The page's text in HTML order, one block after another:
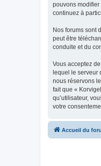
pouvons modifier
continuez à
Nos forums sont
peut être
conduite et du
Vous acceptez
lequel le serveur
nous réservons
fait que «
qu’utilisateur,
votre
Accueil du